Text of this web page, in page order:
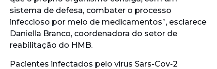
sistema de defesa, combater o processo
infeccioso por meio de medicamentos”, esclarece
Daniella Branco, coordenadora do setor de
reabilitação do HMB.
Pacientes infectados pelo vírus Sars-Cov-2